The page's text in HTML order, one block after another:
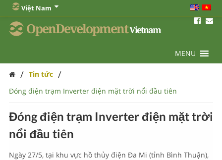
Việt Nam
OpenDevelopmentVietnam
MENU
/ Tin tức /
Đóng điện trạm Inverter điện mặt trời nổi đầu tiên
Đóng điện trạm Inverter điện mặt trời
nổi đầu tiên
Ngày 27/5, tại khu vực hồ thủy điện Đa Mi (tỉnh Bình Thuận),